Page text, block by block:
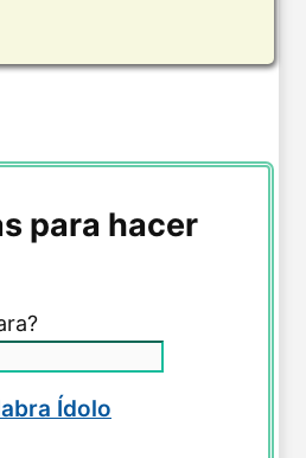
para hacer
Ídolo